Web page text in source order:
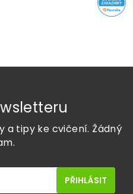
a tipy ke cvičení. Žádný